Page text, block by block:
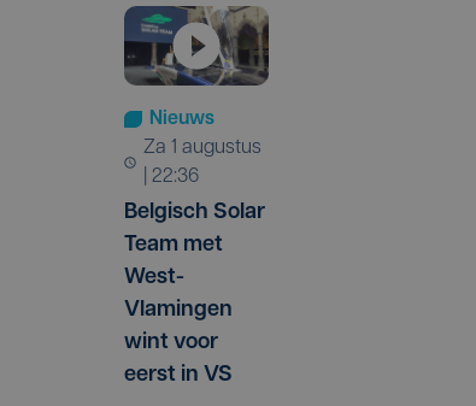
Nieuws
za 1 augustus
| 22:36
Belgisch Solar
Team met
West-
Vlamingen
wint voor
eerst in VS